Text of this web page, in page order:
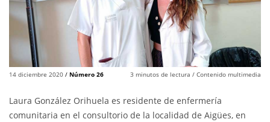
14 diciembre 2020 / Número 26 3 minutos de lectura / Contenido multimedia
Laura González Orihuela es residente de enfermería
comunitaria en el consultorio de la localidad de Aigües, en